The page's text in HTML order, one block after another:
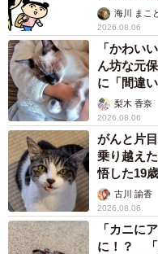
海川 まこ
2026.08.06
「かわい
ん坊な元
に「間違
梨木 香奈
2026.08.06
がんと片
乗り越え
悟した19
古川 諭香
2026.08.06
「カニに
に！？ 「